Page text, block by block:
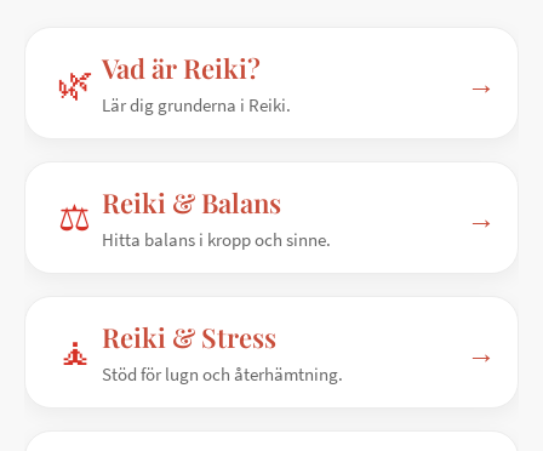
🌿 Vad är Reiki?
Lär dig grunderna i Reiki.
→
⚖️ Reiki & Balans
Hitta balans i kropp och sinne.
→
🧘 Reiki & Stress
Stöd för lugn och återhämtning.
→